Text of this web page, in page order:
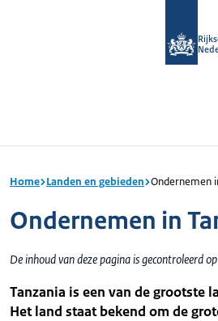
Home Landen en gebieden Ondernemen
Ondernemen in
De inhoud van deze pagina is gecontroleerd
Tanzania is een van de grootste
Het land staat bekend om de